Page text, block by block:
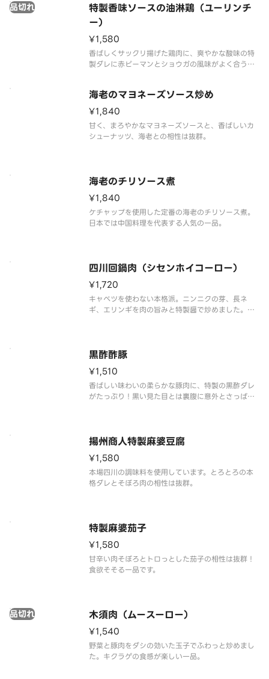
特製香味ソースの油淋鶏（ユーリンチ
ー）
品切れ
¥1,580
香ばしくサックリ揚げた鶏肉に、爽やかな酸味の特
製ダレに赤ピーマンとショウガの風味がよく合う。
海老のマヨネーズソース炒め
¥1,840
甘く、まろやかなマヨネーズソースと、香ばしいカ
シューナッツ、海老との相性は抜群。
海老のチリソース煮
¥1,840
ケチャップを使用した定番の海老のチリソース煮。
日本では中国料理を代表する人気の一品。
四川回鍋肉（シセンホイコーロー）
¥1,720
キャベツを使わない本格派。ニンニクの芽、長ネ
ギ、エリンギを肉の旨みと特製醤で炒めました。豊
黒酢酢豚
¥1,510
香ばしい味わいの柔らかな豚肉に、特製の黒酢ダレ
がたっぷり！黒い見た目とは裏腹に意外とさっぱり
揚州商人特製麻婆豆腐
¥1,580
本場四川の調味料を使用しています。とろとろの本
格ダレとそぼろ肉の相性は抜群。
特製麻婆茄子
¥1,580
甘辛い肉そぼろとトロっとした茄子の相性は抜群！
食欲そそる一品です。
木須肉（ムースーロー）
品切れ
¥1,540
野菜と豚肉をダシの効いた玉子でふわっと炒めまし
た。キクラゲの食感が楽しい一品。